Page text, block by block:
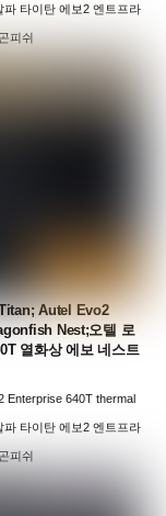
타이탄 에보2 엔트프라
피쉬
Autel Evo2
Nest;오텔 로
열화상 에보 네스트
Enterprise 640T thermal
타이탄 에보2 엔트프라
피쉬